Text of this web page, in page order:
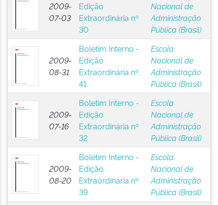
2009-
07-03
Edição
Extraordinária nº
30
Nacional de
Administração
Pública (Brasil)
2009-
08-31
Boletim Interno -
Edição
Extraordinária nº
41
Escola
Nacional de
Administração
Pública (Brasil)
2009-
07-16
Boletim Interno -
Edição
Extraordinária nº
32
Escola
Nacional de
Administração
Pública (Brasil)
2009-
08-20
Boletim Interno -
Edição
Extraordinária nº
39
Escola
Nacional de
Administração
Pública (Brasil)